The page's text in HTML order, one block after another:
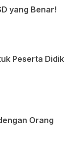
yang Benar!
Peserta Didik
Orang